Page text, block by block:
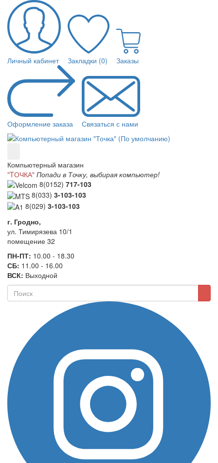
Личный кабинет Закладки (0) Заказы
Оформление заказа Связаться с нами
Компьютерный магазин
"TОЧКА" Попади в Точку, выбирая компьютер!
8(0152) 717-103
8(033) 3-103-103
8(029) 3-103-103
г. Гродно,
ул. Тимирязева 10/1
помещение 32
ПН-ПТ: 10.00 - 18.30
СБ: 11.00 - 16.00
ВСК: Выходной